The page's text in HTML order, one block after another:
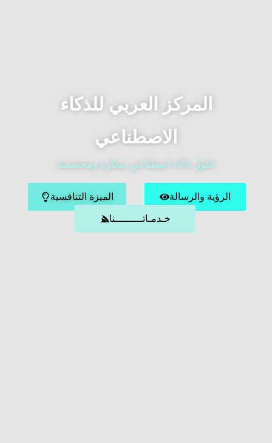
المركز العربي للذكاء
الاصطناعي
حلول ذكاء اصطناعي مبتكرة ومخصصة
الرؤية والرسالة الميزة التنافسية
خـدمـاتـــــــــنا